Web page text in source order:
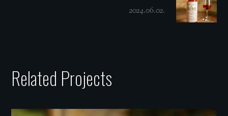
2024.06.02.
Related Projects